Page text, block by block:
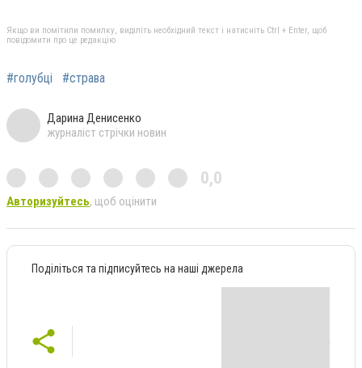
Якщо ви помітили помилку, виділіть необхідний текст і натисніть Ctrl + Enter, щоб
повідомити про це редакцію
#голубці #страва
Дарина Денисенко
журналіст стрічки новин
0,0
Авторизуйтесь, щоб оцінити
Поділіться та підписуйтесь на наші джерела